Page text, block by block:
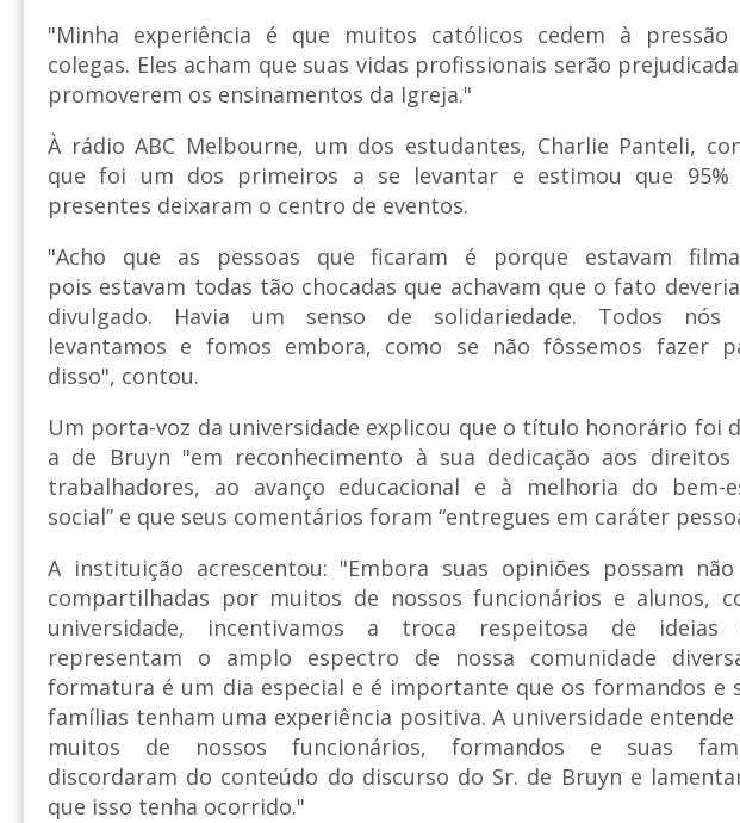
"Minha experiência é que muitos católicos cedem à pressão
colegas. Eles acham que suas vidas profissionais serão
promoverem os ensinamentos da Igreja."
À rádio ABC Melbourne, um dos estudantes, Charlie Panteli,
que foi um dos primeiros a se levantar e estimou que 95%
presentes deixaram o centro de eventos.
"Acho que as pessoas que ficaram é porque estavam
pois estavam todas tão chocadas que achavam que o fato
divulgado. Havia um senso de solidariedade. Todos nós
levantamos e fomos embora, como se não fôssemos fazer
disso", contou.
Um porta-voz da universidade explicou que o título honorário foi
a de Bruyn "em reconhecimento à sua dedicação aos direitos
trabalhadores, ao avanço educacional e à melhoria do bem-
social” e que seus comentários foram “entregues em caráter
A instituição acrescentou: "Embora suas opiniões possam
compartilhadas por muitos de nossos funcionários e alunos,
universidade, incentivamos a troca respeitosa de ideias
representam o amplo espectro de nossa comunidade
formatura é um dia especial e é importante que os formandos e
famílias tenham uma experiência positiva. A universidade entende
muitos de nossos funcionários, formandos e suas
discordaram do conteúdo do discurso do Sr. de Bruyn e
que isso tenha ocorrido."